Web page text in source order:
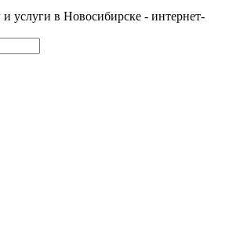
услуги в Новосибирске - интернет-